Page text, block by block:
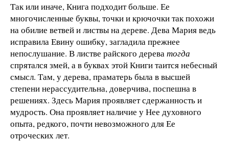
Так или иначе, Книга подходит больше. Ее
многочисленные буквы, точки и крючочки так похожи
на обилие ветвей и листвы на дереве. Дева Мария ведь
исправила Евину ошибку, загладила прежнее
непослушание. В листве райского дереватогда
спрятался змей, а в буквах этой Книги таится небесный
смысл. Там, у дерева, праматерь была в высшей
степени нерассудительна, доверчива, поспешна в
решениях. Здесь Мария проявляет сдержанность и
мудрость. Она проявляет наличие у Нее духовного
опыта, редкого, почти невозможного для Ее
отроческих лет.